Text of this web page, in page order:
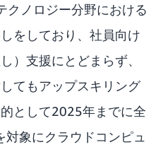
クノロジー分野における
をしており、社員向け
）支援にとどまらず、
てもアップスキリング
として2025年までに全
象にクラウドコンピュ